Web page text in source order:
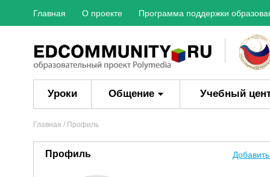
Главная О проекте Программа поддержки
Уроки Общение Учебный
Главная / Профиль
Профиль